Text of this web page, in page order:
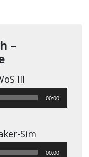
–
III
00:00
Sim
00:00